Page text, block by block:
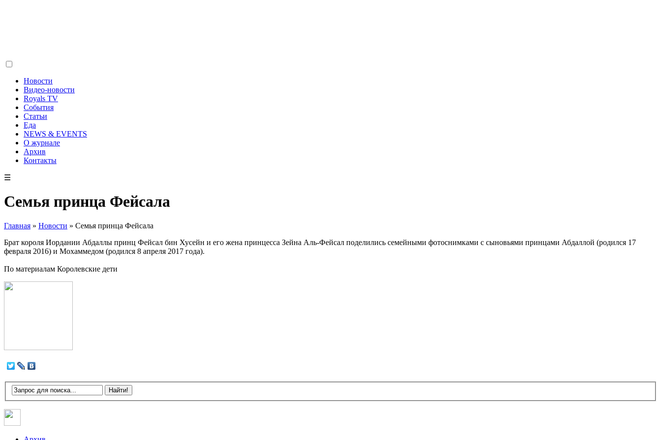
Новости
Видео-новости
Royals TV
События
Статьи
Еда
NEWS & EVENTS
О журнале
Архив
Контакты
☰
Семья принца Фейсала
Главная » Новости » Семья принца Фейсала
Брат короля Иордании Абдаллы принц Фейсал бин Хусейн и его жена принцесса Зейна Аль-Фейсал поделились семейными фотоснимками с сыновьями принцами Абдаллой (родился 17
февраля 2016) и Мохаммедом (родился 8 апреля 2017 года).
По материалам Королевские дети